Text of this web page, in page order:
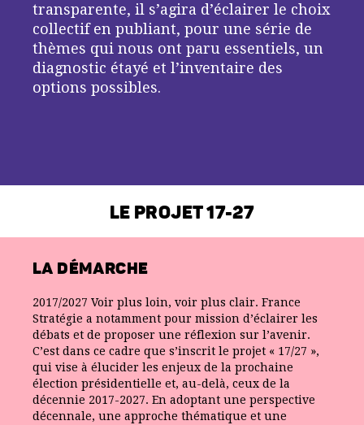
LA CROISSANCE MONDIALE D’UNE DÉCENNIE À L’AUTRE
NOUVELLES FORMES DU TRAVAIL ET DE LA PROTECTION DES
ACTIFS
COMPÉTITIVITÉ : QUE RESTE T-IL À FAIRE ?
QUELS PRINCIPES POUR UNE FISCALITÉ SIMPLIFIÉE ?
LE VÉHICULE PROPRE AU SECOURS DU CLIMAT
QUELLE ARCHITECTURE POUR L’AVENIR DE LA ZONE EURO ?
REPENSER LA PROTECTION DES ACTIFS
COMMENT RÉFORMER LA FISCALITÉ DES SUCCESSIONS ?
COMMENT RÉDUIRE LA SENSIBILITÉ DU SYSTÈME DE RETRAITE
À LA CROISSANCE ?
RÉPONDRE À L’INNOVATION DISRUPTIVE
ÉNERGIE CENTRALISÉE OU DÉCENTRALISÉE ?
LA TRANSITION LYCÉE-ENSEIGNEMENT SUPÉRIEUR
transparente, il s’agira d’éclairer le choix
collectif en publiant, pour une série de
thèmes qui nous ont paru essentiels, un
diagnostic étayé et l’inventaire des
options possibles.
LE PROJET 17-27
LA DÉMARCHE
2017/2027 Voir plus loin, voir plus clair. France
Stratégie a notamment pour mission d’éclairer les
débats et de proposer une réflexion sur l’avenir.
C’est dans ce cadre que s’inscrit le projet « 17/27 »,
qui vise à élucider les enjeux de la prochaine
élection présidentielle et, au-delà, ceux de la
décennie 2017-2027. En adoptant une perspective
décennale, une approche thématique et une